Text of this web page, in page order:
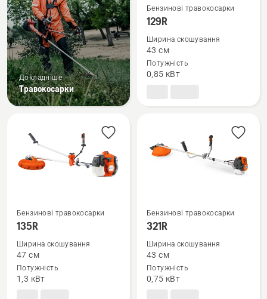
Докладніше
Травокосарки
Переглянути
більше
деталей
про
129R
Бензинові травокосарки
129R
Ширина скошування
43 см
Потужність
0,85 кВт
Переглянути
більше
деталей
про
135R
Бензинові травокосарки
135R
Ширина скошування
47 см
Потужність
1,3 кВт
Переглянути
більше
деталей
про
321R
Бензинові травокосарки
321R
Ширина скошування
43 см
Потужність
0,75 кВт